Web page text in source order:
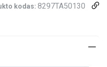
kodas: 8297TA50130